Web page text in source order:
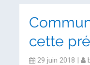
cette
29 juin 2018 |